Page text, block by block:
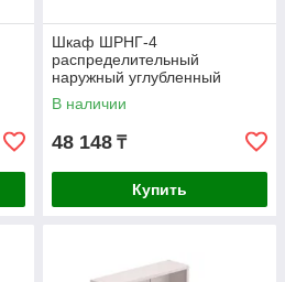
Шкаф ШРНГ-4
распределительный
наружный углубленный
(смесительные узлы входят)
В наличии
48 148 ₸
Купить